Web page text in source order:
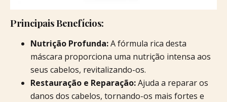
Principais Benefícios:
Nutrição Profunda:A fórmula rica desta
máscara proporciona uma nutrição intensa aos
seus cabelos, revitalizando-os.
Restauração e Reparação:Ajuda a reparar os
danos dos cabelos, tornando-os mais fortes e